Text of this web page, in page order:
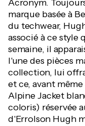
Acronym.
marque basée à
du techwear,
associé à ce style
semaine, il
l'une des pièces
collection, lui
et ce, avant
Alpine Jacket
coloris) réservée
d'Errolson Hugh